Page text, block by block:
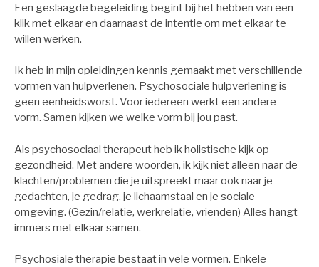
Een geslaagde begeleiding begint bij het hebben van een
klik met elkaar en daarnaast de intentie om met elkaar te
willen werken.
Ik heb in mijn opleidingen kennis gemaakt met verschillende
vormen van hulpverlenen. Psychosociale hulpverlening is
geen eenheidsworst. Voor iedereen werkt een andere
vorm. Samen kijken we welke vorm bij jou past.
Als psychosociaal therapeut heb ik holistische kijk op
gezondheid. Met andere woorden, ik kijk niet alleen naar de
klachten/problemen die je uitspreekt maar ook naar je
gedachten, je gedrag, je lichaamstaal en je sociale
omgeving. (Gezin/relatie, werkrelatie, vrienden) Alles hangt
immers met elkaar samen.
Psychosiale therapie bestaat in vele vormen. Enkele